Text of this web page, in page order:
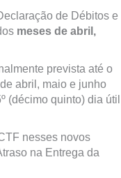
de Débitos e
meses de abril,
prevista até o
abril, maio e junho
(décimo quinto) dia útil
nesses novos
na Entrega da